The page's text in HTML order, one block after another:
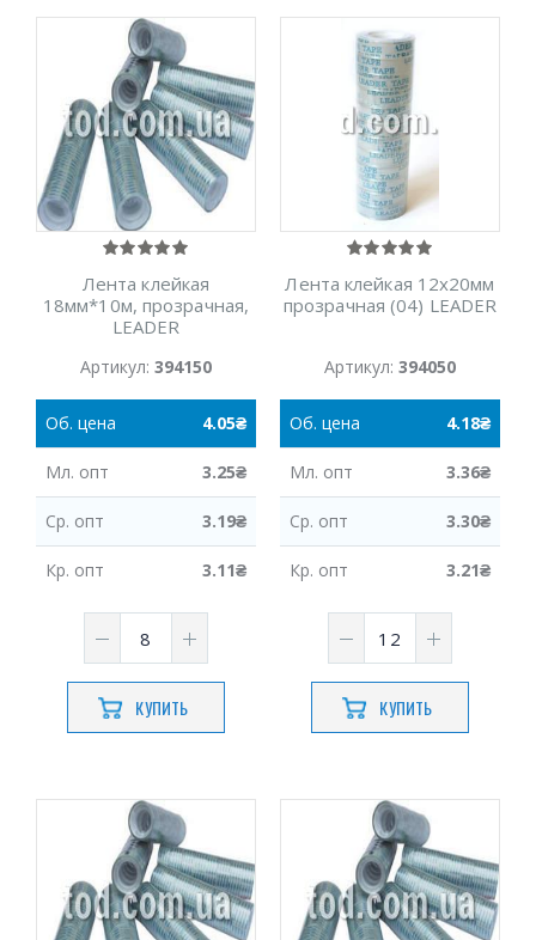
Лента клейкая
18мм*10м, прозрачная,
LEADER
Артикул: 394150
Об. цена 4.05₴
Мл. опт 3.25₴
Ср. опт 3.19₴
Кр. опт 3.11₴
КУПИТЬ
Лента клейкая 12х20мм
прозрачная (04) LEADER
Артикул: 394050
Об. цена 4.18₴
Мл. опт 3.36₴
Ср. опт 3.30₴
Кр. опт 3.21₴
КУПИТЬ